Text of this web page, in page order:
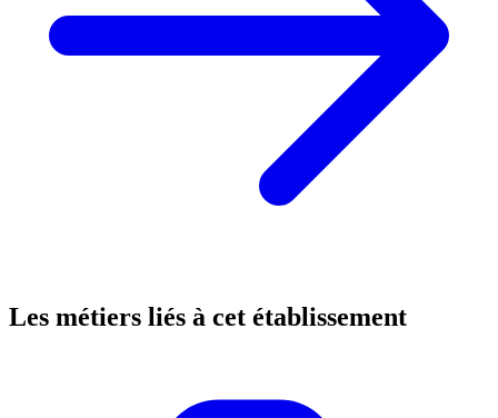
Les métiers liés à cet établissement